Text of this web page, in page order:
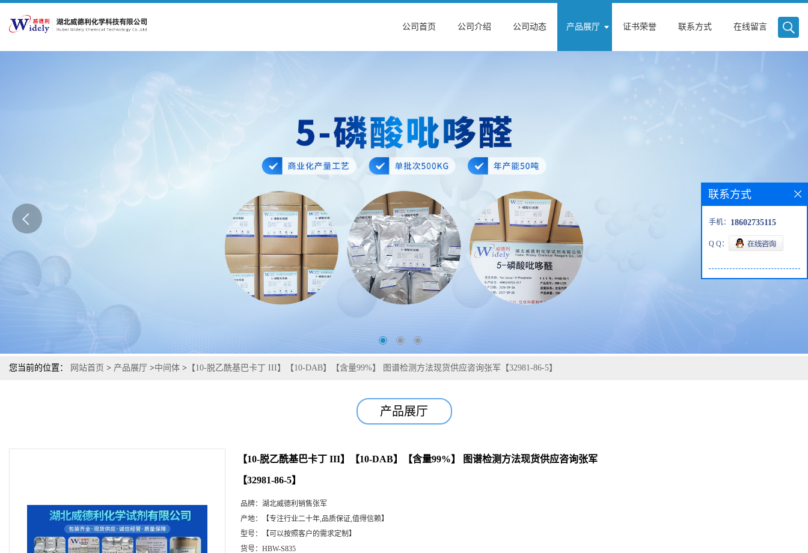
公司首页 公司介绍 公司动态 产品展厅 证书荣誉 联系方式 在线留言
您当前的位置： 网站首页 > 产品展厅 >中间体 > 【10-脱乙酰基巴卡丁 III】【10-DAB】【含量99%】 图谱检测方法现货供应咨询张军【32981-86-5】
产品展厅
【10-脱乙酰基巴卡丁 III】【10-DAB】【含量99%】 图谱检测方法现货供应咨询张军
【32981-86-5】
品牌： 湖北威德利销售张军
产地：
【专注行业二十年,品质保证,值得信赖】
型号：
【可以按照客户的需求定制】
货号： HBW-S835
联系方式
手机： 18602735115
Q Q：